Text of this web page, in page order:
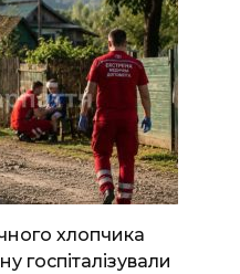
хлопчика
госпіталізували